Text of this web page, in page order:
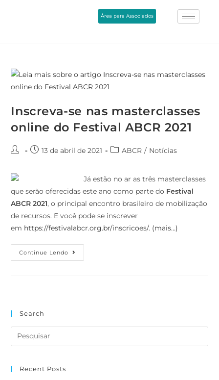
Área para Associados
Inscreva-se nas masterclasses
online do Festival ABCR 2021
13 de abril de 2021 ABCR / Notícias
Já estão no ar as três masterclasses
que serão oferecidas este ano como parte do Festival
ABCR 2021, o principal encontro brasileiro de mobilização
de recursos. E você pode se inscrever
em https://festivalabcr.org.br/inscricoes/. (mais…)
Continue Lendo
Search
Recent Posts